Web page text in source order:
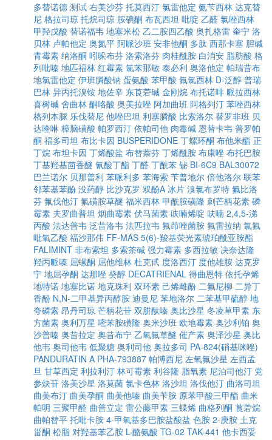
多替诺德 测试 右美沙芬 托莫西汀 氯雷他定 氨苄西林 达克替
尼 格拉司琼 托烷司琼 胺碘酮 布瓦西坦 吡啶 乙醛 氯唑西林
甲羟戊酸 替诺福韦 地塞米松 乙二胺四乙酸 奥扎格雷 奎宁 洛
贝林 卢帕他定 奥氮平 阿哌沙班 安非他酮 多肽 西那卡塞 胆碱
青霉素 纳洛酮 吲哚布芬 洛索洛芬 肉桂酰胺 白消安 脂肪酸 格
列吡嗪 地匹福林 红霉素 氯苯那敏 泰必利 奥洛他定 帕瑞昔布
地氯雷他定 伊班膦酸钠 蛋氨酸 苯甲酸 氟氯西林 D-泛醇 普瑞
巴林 异丙托溴铵 地佐辛 东莨菪碱 金刚烷 布托诺啡 哌拉西林
喜树碱 舍曲林 酮咯酸 奥美拉唑 阿加曲班 阿格列汀 苯唑西林
格列本脲 乐伐替尼 他唑巴坦 利塞膦酸 比索洛尔 替罗非班 贝
达喹啉 樟脑磺酸 帕罗西汀 依帕司他 肉毒碱 恩替卡韦 普罗帕
酮 福多司坦 布比卡因 BUSPERIDONE 丁螺环酮 布他米酯 正
丁烷 布坦卡因 丁烯酸盐 布替萘芬 丁烯酰胺 布康唑 布托巴胺
丁基羟基茴香醚 氰酸丁酯 丁醛 丁酰苯 铋 BI-6C9 BAL30072
巴兰诺尔 贝那普利 苯哌利多 苯海索 苄普地尔 倍他洛尔 联苯
邻苯基苯酚 没药醇 比沙克罗 双酚A 冰片 溴氯布罗特 氟比洛
芬 氟伐他汀 氟磺胺草醚 福米西林 甲酰胺磺隆 刺芒柄花素 磷
霉素 夫罗曲普坦 烟曲霉素 伏马菌素 呋喃烯啶 呋喃 2,4,5-涕
丙酸 法达普韦 泛昔洛韦 法匹拉韦 氟茚唑菌胺 氟雷拉纳 氯氟
吡氧乙酸 福沙那伟 FF-MAS 5(6)-羧基荧光素琥珀酰亚胺酯
FALIMINT 非布索坦 多索茶碱 强力霉素 多西拉敏 决奈达隆
羟丙哌嗪 屈螺酮 屈他维林 杜克甙 度洛西汀 度他雄胺 达克罗
宁 地屈孕酮 达那唑 癸醇 DECATRIENAL 得曲恩特 依托孕烯
地特诺 地塞比诺 地克珠利 双环素 己烯雌酚 二氟尼柳 二异丁
香酚 N,N-二甲基异丙醇胺 迪曼尼 苯地洛尔 二苯基甲硫醇 地
夸磷索 昂丹司琼 芒柄花苷 双肼酞嗪 奥比沙星 冬凌草甲素 东
方菌素 奥利万星 嘧苯胺磺隆 奥米沙班 欧地霉素 奥沙利铂 奥
沙普嗪 奥昔拉定 奥昔布宁 乙氧氟草醚 催产素 奥泽沙星 奥比
他韦 奥司他韦 低聚糖 奥利司他 奥拉多司 PA-824(硝基咪唑)
PANDURATIN A PHA-793887 帕博西尼 左氧氟沙星 左西孟
旦 甘草西定 利拉利汀 林可霉素 利谷隆 脂氧素 尼泊司他汀 党
参炔苷 洛美沙星 洛莫菌 氯卡色林 洛沙坦 洛伐他汀 曲洛司坦
曲美布汀 曲美孕酮 曲美他嗪 曲美苄胺 原苯甲酸三甲酯 曲米
帕明 三聚甲醛 曲普立定 雷公藤甲素 三蝶烯 曲格列酮 莨菪烷
曲帕替平 托吡卡胺 4-甲氧基多巴胺盐酸盐 色胺 2-庚胺 土克
甾酮 松脂 对羟基苯乙胺 L-酪氨酸 TG-02 TAK-441 他卡西妥